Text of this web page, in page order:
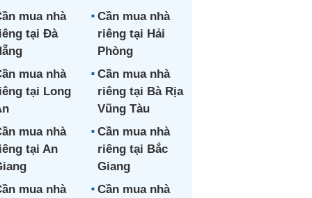
mua nhà
tại Đà
Cần mua nhà
riêng tại Hải
Phòng
mua nhà
tại Long
Cần mua nhà
riêng tại Bà Rịa
Vũng Tàu
mua nhà
tại An
Cần mua nhà
riêng tại Bắc
Giang
mua nhà
Cần mua nhà